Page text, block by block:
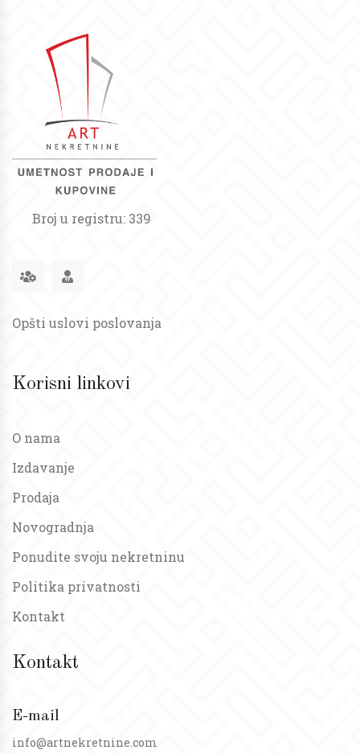
Broj u registru: 339
Opšti uslovi poslovanja
Korisni linkovi
O nama
Izdavanje
Prodaja
Novogradnja
Ponudite svoju nekretninu
Politika privatnosti
Kontakt
Kontakt
E-mail
info@artnekretnine.com